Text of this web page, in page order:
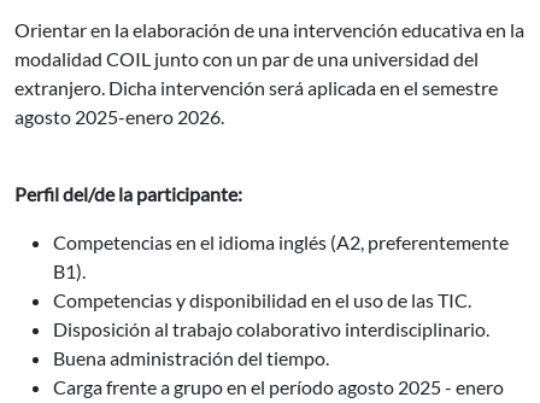
Orientar en la elaboración de una intervención educativa en la
modalidad COIL junto con un par de una universidad del
extranjero. Dicha intervención será aplicada en el semestre
agosto 2025-enero 2026.
Perfil del/de la participante:
Competencias en el idioma inglés (A2, preferentemente
B1).
Competencias y disponibilidad en el uso de las TIC.
Disposición al trabajo colaborativo interdisciplinario.
Buena administración del tiempo.
Carga frente a grupo en el período agosto 2025 - enero